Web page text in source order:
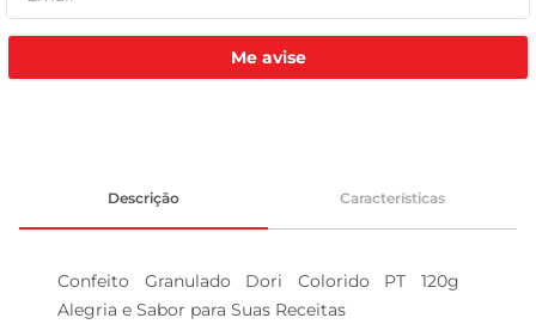
Me avise
Descrição Características
Confeito Granulado Dori Colorido PT 120g
Alegria e Sabor para Suas Receitas